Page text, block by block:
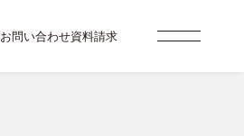
お問い合わせ資料請求